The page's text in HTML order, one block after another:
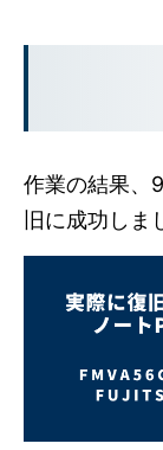
作業の結果、
旧に成功しま